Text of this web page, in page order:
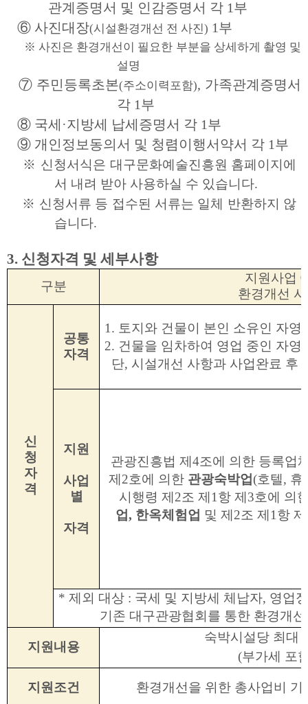
관계증명서 및 인감증명서 각 1부
⑥ 사진대장(시설환경개선 전 사진) 1부
※ 사진은 환경개선이 필요한 부분을 상세하게 촬영 및
설명
⑦ 주민등록초본(주소이력포함), 가족관계증명서
각 1부
⑧ 국세·지방세 납세증명서 각 1부
⑨ 개인정보동의서 및 청렴이행서약서 각 1부
※ 신청서식은 대구문화예술진흥원 홈페이지에
서 내려 받아 사용하실 수 있습니다.
※ 신청서류 등 접수된 서류는 일체 반환하지 않
습니다.
3. 신청자격 및 세부사항
구분
지원사업
환경개선
신
청
자
격
공통
자격
1. 토지와 건물이 본인 소유인 자영
2. 건물을 임차하여 영업 중인 자영
단, 시설개선 사항과 사업완료 후
지원
사업
별
자격
관광진흥법 제4조에 의한 등록업
제2호에 의한 관광숙박업(호텔, 휴
시행령 제2조 제1항 제3호에 의
업, 한옥체험업 및 제2조 제1항
* 제외 대상 : 국세 및 지방세 체납자, 영업
기존 대구관광협회를 통한 환경개선
지원내용
숙박시설당 최대
(부가세 포
지원조건 환경개선을 위한 총사업비 기